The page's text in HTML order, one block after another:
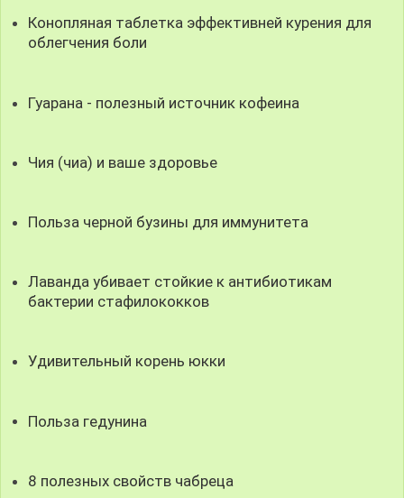
Конопляная таблетка эффективней курения для
облегчения боли
Гуарана - полезный источник кофеина
Чия (чиа) и ваше здоровье
Польза черной бузины для иммунитета
Лаванда убивает стойкие к антибиотикам
бактерии стафилококков
Удивительный корень юкки
Польза гедунина
8 полезных свойств чабреца